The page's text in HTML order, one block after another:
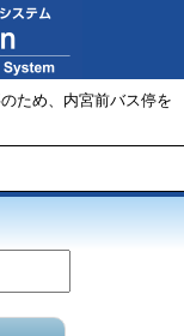
ため、内宮前バス停を